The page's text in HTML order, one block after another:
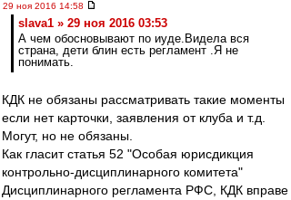
29 ноя 2016 14:58
slava1 » 29 ноя 2016 03:53
А чем обосновывают по иуде.Видела вся
страна, дети блин есть регламент .Я не
понимать.
КДК не обязаны рассматривать такие моменты
если нет карточки, заявления от клуба и т.д.
Могут, но не обязаны.
Как гласит статья 52 "Особая юрисдикция
контрольно-дисциплинарного комитета"
Дисциплинарного регламента РФС, КДК вправе